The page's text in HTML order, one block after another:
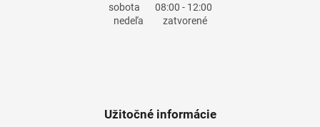
sobota 08:00 - 12:00
nedeľa zatvorené
Užitočné informácie